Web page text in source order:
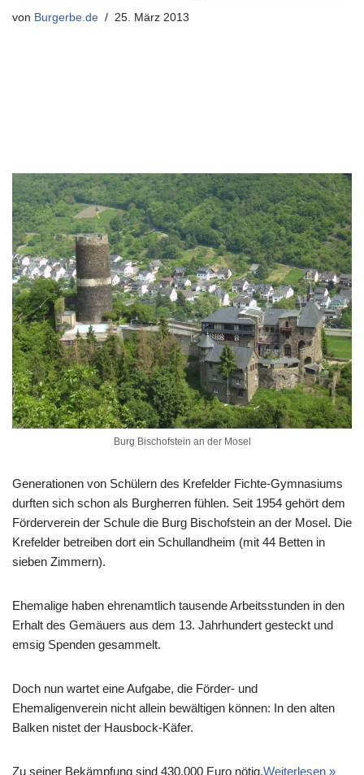
von Burgerbe.de 25. März 2013
Burg Bischofstein an der Mosel
Generationen von Schülern des Krefelder Fichte-Gymnasiums
durften sich schon als Burgherren fühlen. Seit 1954 gehört dem
Förderverein der Schule die Burg Bischofstein an der Mosel. Die
Krefelder betreiben dort ein Schullandheim (mit 44 Betten in
sieben Zimmern).
Ehemalige haben ehrenamtlich tausende Arbeitsstunden in den
Erhalt des Gemäuers aus dem 13. Jahrhundert gesteckt und
emsig Spenden gesammelt.
Doch nun wartet eine Aufgabe, die Förder- und
Ehemaligenverein nicht allein bewältigen können: In den alten
Balken nistet der Hausbock-Käfer.
Zu seiner Bekämpfung sind 430.000 Euro nötig.Weiterlesen »